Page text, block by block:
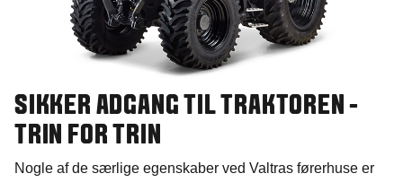
SIKKER ADGANG TIL TRAKTOREN -
TRIN FOR TRIN
Nogle af de særlige egenskaber ved Valtras førerhuse er